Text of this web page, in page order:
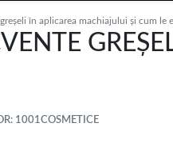
în aplicarea machiajului și cum le
1001COSMETICE